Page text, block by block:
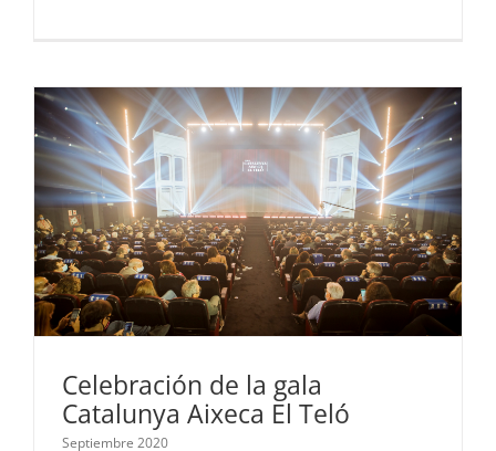
Celebración de la gala
Catalunya Aixeca El Teló
Septiembre 2020